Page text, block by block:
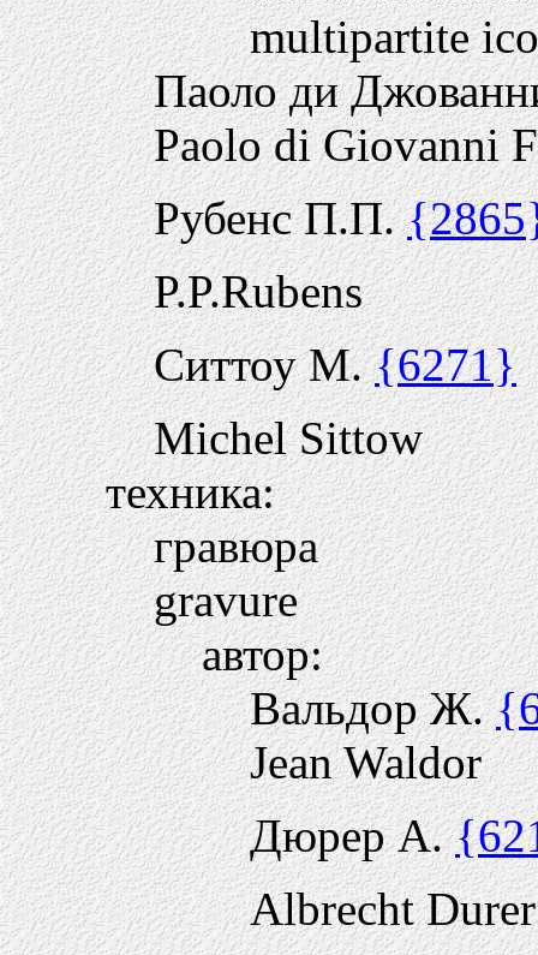
multipartite
Паоло ди
Paolo di Giovanni
Рубенс П.П.
P.P.Rubens
Ситтоу М.{6271}
Michel Sittow
техника:
гравюра
gravure
автор:
Вальдор Ж.
Jean Waldor
Дюрер А.
Albrecht Durer